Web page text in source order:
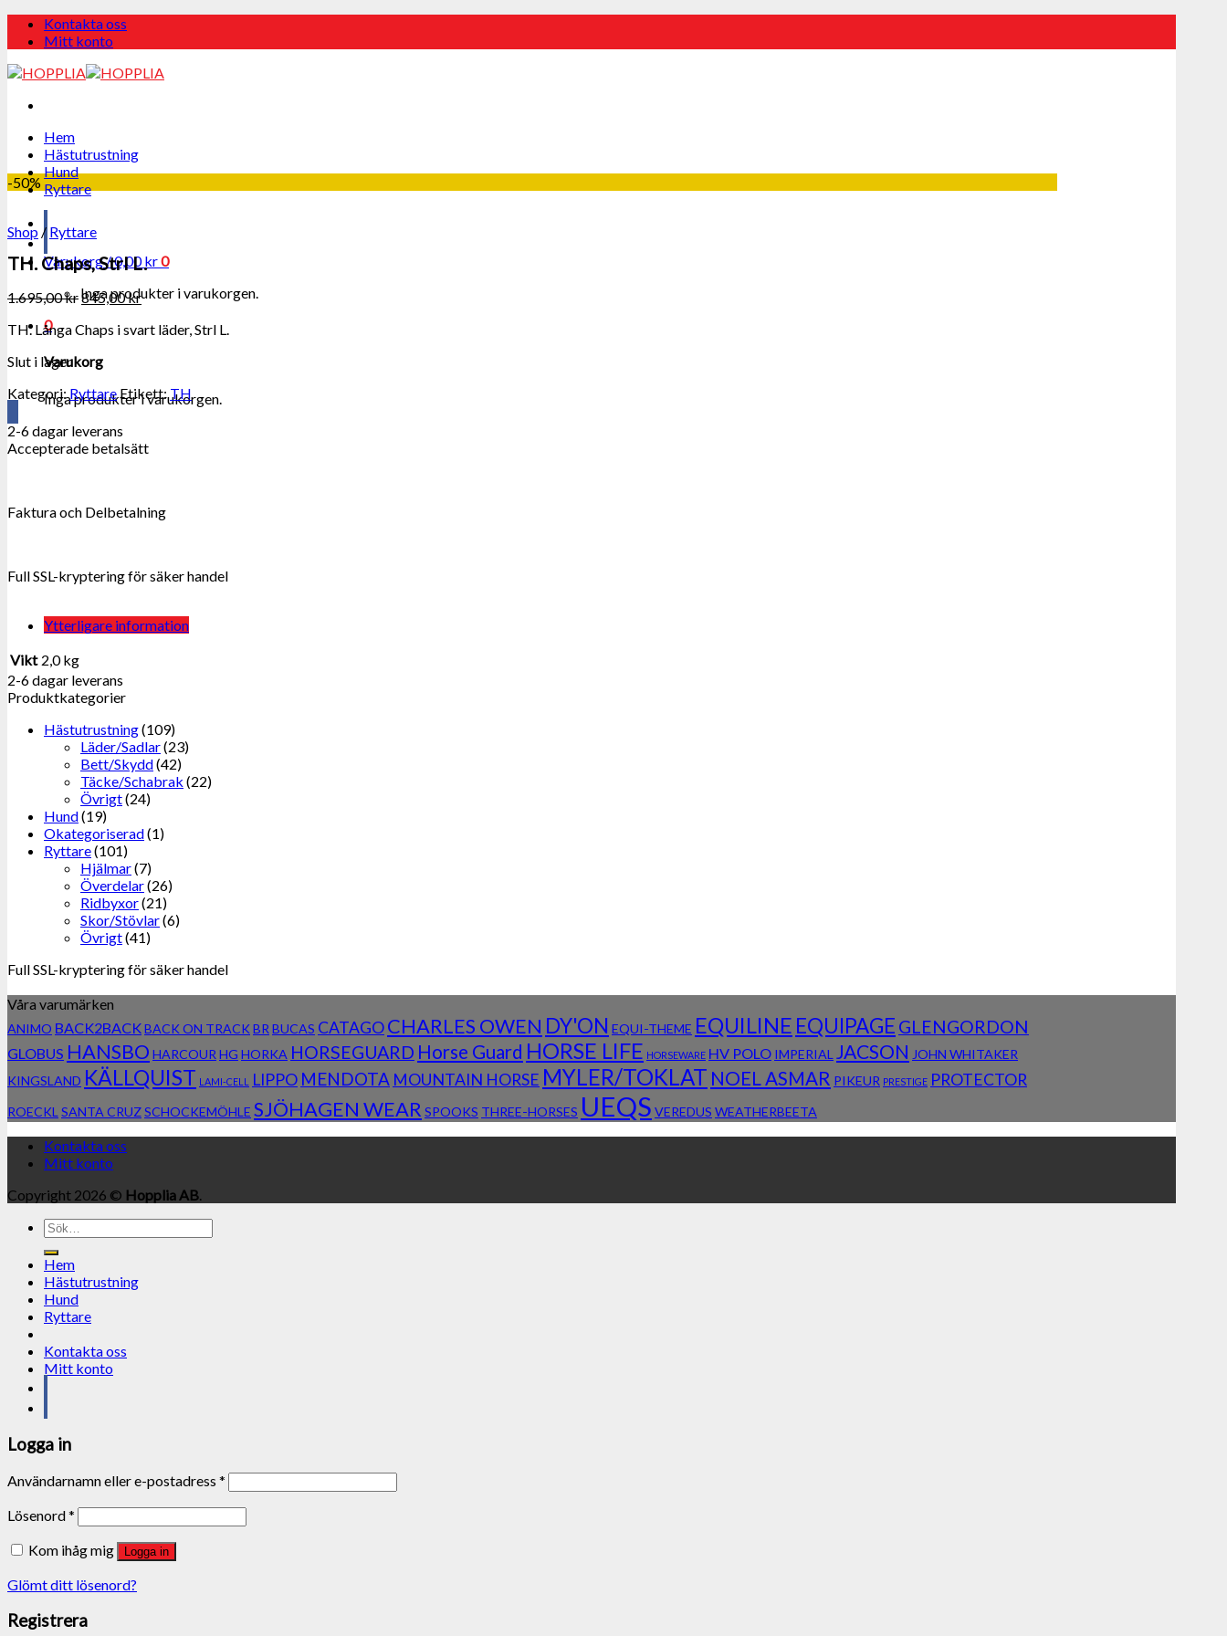
Skip
Kontakta oss
Mitt konto
Hem
Hästutrustning
Hund
Ryttare
Varukorg /0,00kr0
Inga produkter i varukorgen.
0
Varukorg
Inga produkter i varukorgen.
-50%
Shop / Ryttare
TH. Chaps, Strl L.
1.695,00kr845,00kr
TH. Långa Chaps i svart läder, Strl L.
Slut i lager
Kategori:RyttareEtikett:TH
2-6 dagar leverans
Accepterade betalsätt
Faktura och Delbetalning
Full SSL-kryptering för säker handel
Ytterligare information
Vikt 2,0 kg
2-6 dagar leverans
Produktkategorier
Hästutrustning(109)
Läder/Sadlar(23)
Bett/Skydd(42)
Täcke/Schabrak (22)
Övrigt(24)
Hund(19)
Okategoriserad(1)
Ryttare(101)
Hjälmar(7)
Överdelar(26)
Ridbyxor(21)
Skor/Stövlar(6)
Övrigt(41)
Full SSL-kryptering för säker handel
Våra varumärken
ANIMO BACK2BACKBACK ON TRACK BR BUCAS CATAGOCHARLES OWEN DY'ON EQUI-THEME EQUILINE EQUIPAGE GLENGORDON
GLOBUS HANSBO HARCOUR HG HORKA HORSEGUARD Horse Guard HORSE LIFE HORSEWARE HV POLO IMPERIAL JACSON JOHN WHITAKER
KINGSLAND KÄLLQUIST LAMI-CELL LIPPO MENDOTA MOUNTAIN HORSE MYLER/TOKLAT NOEL ASMAR PIKEUR PRESTIGE PROTECTOR
ROECKL SANTA CRUZSCHOCKEMÖHLE SJÖHAGEN WEAR SPOOKS THREE-HORSES UEQS VEREDUS WEATHERBEETA
Kontakta oss
Mitt konto
Copyright 2026 © Hopplia AB.
Sök
efter:
Hem
Hästutrustning
Hund
Ryttare
Kontakta oss
Mitt konto
Logga in
Användarnamn eller e-postadress *
Lösenord*
Kom ihåg mig
Logga in
Glömt ditt lösenord?
Registrera